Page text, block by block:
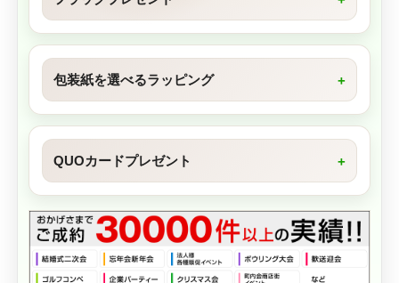
包装紙を選べるラッピング
QUOカードプレゼント